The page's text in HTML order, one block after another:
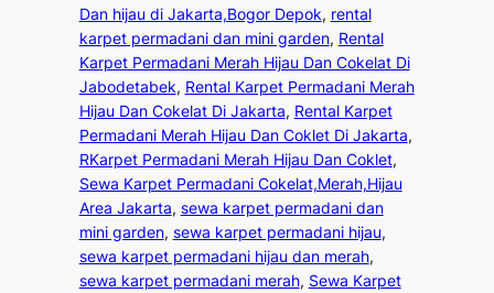
Dan hijau di Jakarta,Bogor Depok, rental
karpet permadani dan mini garden, Rental
Karpet Permadani Merah Hijau Dan Cokelat Di
Jabodetabek, Rental Karpet Permadani Merah
Hijau Dan Cokelat Di Jakarta, Rental Karpet
Permadani Merah Hijau Dan Coklet Di Jakarta
RKarpet Permadani Merah Hijau Dan Coklet
Sewa Karpet Permadani Cokelat,Merah,Hijau
Area Jakarta, sewa karpet permadani dan
mini garden, sewa karpet permadani hijau
sewa karpet permadani hijau dan merah
sewa karpet permadani merah, Sewa Karpet